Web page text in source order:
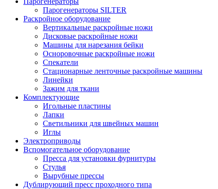
Парогенераторы SILTER
Раскройное оборудование
Вертикальные раскройные ножи
Дисковые раскройные ножи
Машины для нарезания бейки
Осноровочные раскройные ножи
Спекатели
Стационарные ленточные раскройные машины
Линейки
Зажим для ткани
Комплектующие
Игольные пластины
Лапки
Светильники для швейных машин
Иглы
Электроприводы
Вспомогательное оборудование
Пресса для установки фурнитуры
Стулья
Вырубные прессы
Дублирующий пресс проходного типа